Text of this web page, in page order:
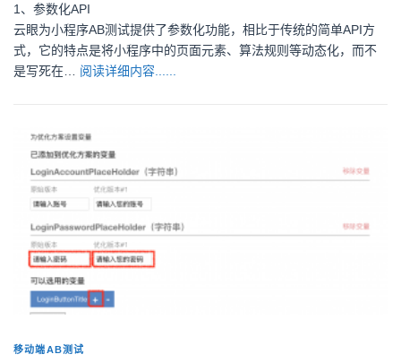
1、参数化API
云眼为小程序AB测试提供了参数化功能，相比于传统的简单API方
式，它的特点是将小程序中的页面元素、算法规则等动态化，而不
是写死在… 阅读详细内容......
移动端AB测试